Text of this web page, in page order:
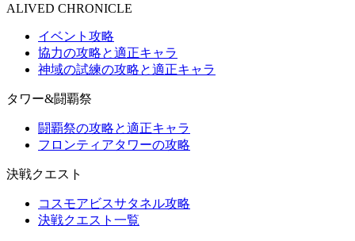
ALIVED CHRONICLE
イベント攻略
協力の攻略と適正キャラ
神域の試練の攻略と適正キャラ
タワー&闘覇祭
闘覇祭の攻略と適正キャラ
フロンティアタワーの攻略
決戦クエスト
コスモアビスサタネル攻略
決戦クエスト一覧